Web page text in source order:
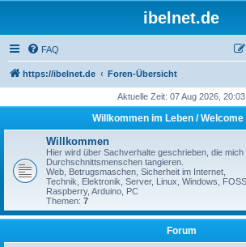
ibelnet.de
FAQ
https://ibelnet.de Foren-Übersicht
Aktuelle Zeit: 07 Aug 2026, 20:03
Willkommen im Leben / Welcome
Willkommen
Hier wird über Sachverhalte geschrieben, die
Durchschnittsmenschen tangieren.
Web, Betrugsmaschen, Sicherheit im Internet,
Technik, Elektronik, Server, Linux, Windows,
Raspberry, Arduino, PC
Themen: 7
Forum